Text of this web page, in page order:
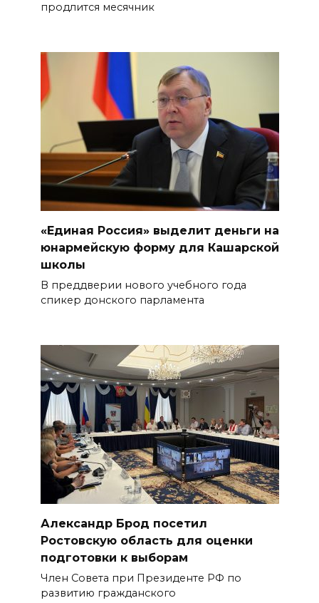
продлится месячник
«Единая Россия» выделит деньги на
юнармейскую форму для Кашарской
школы
В преддверии нового учебного года
спикер донского парламента
Александр Брод посетил
Ростовскую область для оценки
подготовки к выборам
Член Совета при Президенте РФ по
развитию гражданского